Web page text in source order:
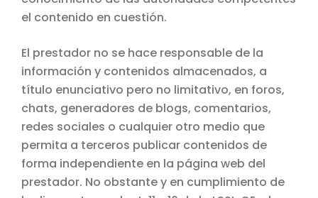
el contenido en cuestión.
El prestador no se hace responsable de la
información y contenidos almacenados, a
título enunciativo pero no limitativo, en foros,
chats, generadores de blogs, comentarios,
redes sociales o cualquier otro medio que
permita a terceros publicar contenidos de
forma independiente en la página web del
prestador. No obstante y en cumplimiento de